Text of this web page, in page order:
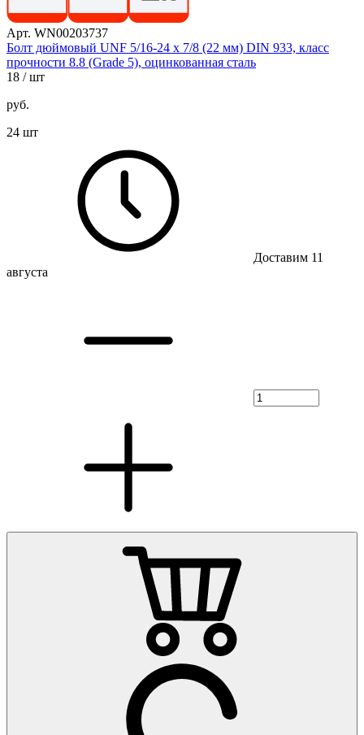
Арт. WN00203737
Болт дюймовый UNF 5/16-24 х 7/8 (22 мм) DIN 933, класс
прочности 8.8 (Grade 5), оцинкованная сталь
18 / шт
руб.
24 шт
Доставим 11
августа